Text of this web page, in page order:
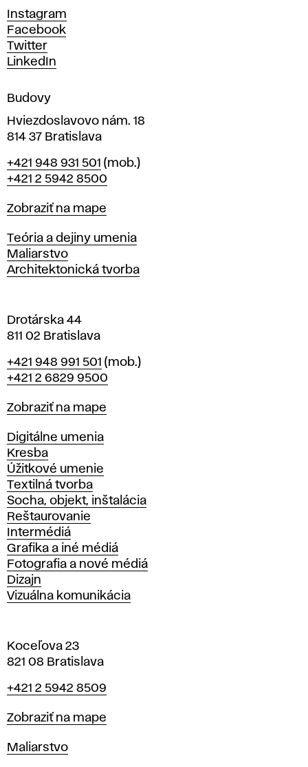
c
h
u
m
e
í
v
r
a
i
s
l
a
v
Instagram
Facebook
Twitter
LinkedIn
Budovy
Hviezdoslavovo nám. 18
814 37 Bratislava
Telefón
+421 948 931 501 (mob.)
+421 2 5942 8500
Mapa
Zobraziť na mape
Katedry
Teória a dejiny umenia
Maliarstvo
Architektonická tvorba
Drotárska 44
811 02 Bratislava
Telefón
+421 948 991 501 (mob.)
+421 2 6829 9500
Mapa
Zobraziť na mape
Katedry
Digitálne umenia
Kresba
Úžitkové umenie
Textilná tvorba
Socha, objekt, inštalácia
Reštaurovanie
Intermédiá
Grafika a iné médiá
Fotografia a nové médiá
Dizajn
Vizuálna komunikácia
Koceľova 23
821 08 Bratislava
Telefón
+421 2 5942 8509
Mapa
Zobraziť na mape
Katedry
Maliarstvo